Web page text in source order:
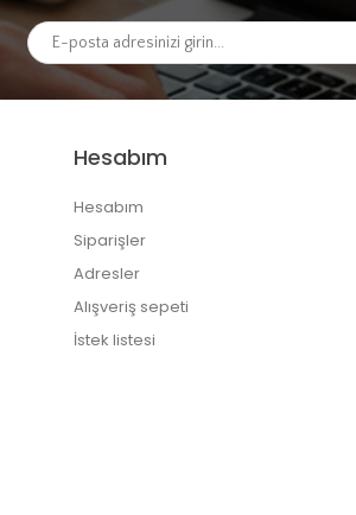
Hesabım
Hesabım
Siparişler
Adresler
Alışveriş sepeti
İstek listesi